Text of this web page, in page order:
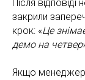
Після
закрили
крок: «Це
демо на четвер
Якщо менеджер